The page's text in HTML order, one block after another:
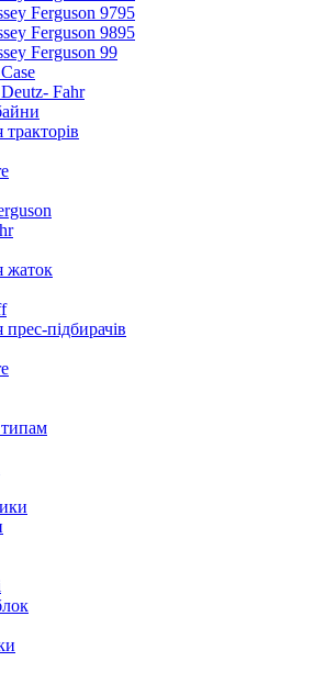
Ferguson 9795
Ferguson 9895
Ferguson 99
Fahr
жаток
підбирачів